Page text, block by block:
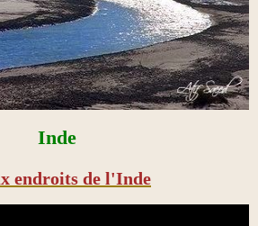
Inde
endroits de l'Inde